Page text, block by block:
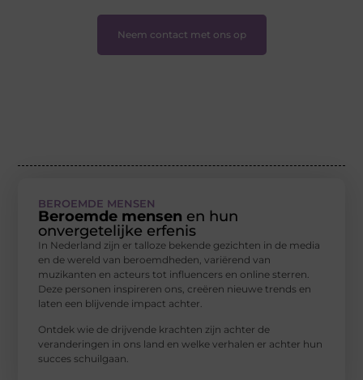
Neem contact met ons op
BEROEMDE MENSEN
Beroemde mensen en hun
onvergetelijke erfenis
In Nederland zijn er talloze bekende gezichten in de media
en de wereld van beroemdheden, variërend van
muzikanten en acteurs tot influencers en online sterren.
Deze personen inspireren ons, creëren nieuwe trends en
laten een blijvende impact achter.
Ontdek wie de drijvende krachten zijn achter de
veranderingen in ons land en welke verhalen er achter hun
succes schuilgaan.